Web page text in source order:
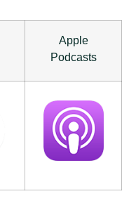
Apple
Podcasts